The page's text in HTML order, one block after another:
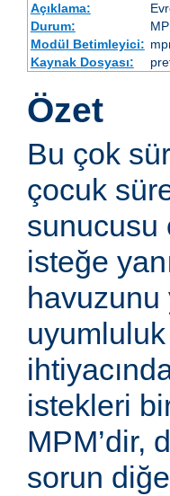
Açıklama:
Durum:
Modül Betimleyici:
Kaynak Dosyası:
Özet
Bu çok
çocuk
sunucusu
isteğe
istekleri
MPM’dir,
sorun